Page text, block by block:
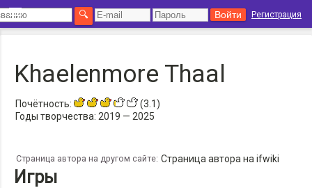
Регистрация
Khaelenmore Thaal
Почётность:
(3.1)
Годы творчества: 2019 — 2025
Страница автора на другом сайте: Страница автора на ifwiki
Игры